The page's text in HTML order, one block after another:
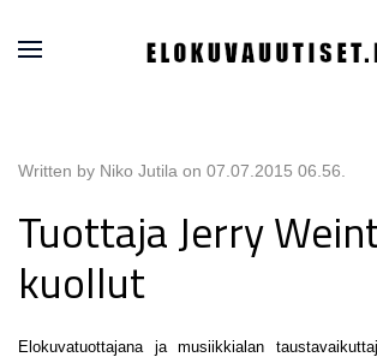
Written by Niko Jutila on 07.07.2015 06.56
Tuottaja Jerry
kuollut
Elokuvatuottajana ja musiikkialan